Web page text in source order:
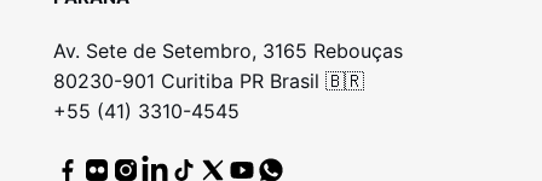
Av. Sete de Setembro, 3165 Rebouças
80230-901 Curitiba PR Brasil 🇧🇷
+55 (41) 3310-4545